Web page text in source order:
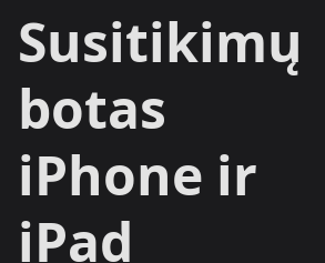
Susitikimų
botas
iPhone ir
iPad